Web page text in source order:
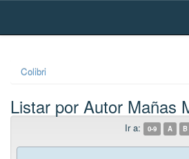
Skip
Colibri
Listar por Autor Mañas
Ir a: 0-9 A B